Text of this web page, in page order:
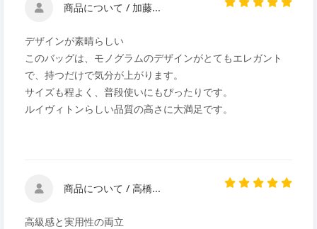
商品について / 加藤...
デザインが素晴らしい
このバッグは、モノグラムのデザインがとてもエレガント
で、持つだけで気分が上がります。
サイズも程よく、普段使いにもぴったりです。
ルイヴィトンらしい品質の高さに大満足です。
商品について / 高橋...
高級感と実用性の両立